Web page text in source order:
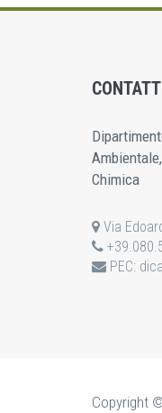
Chimica
Via
PEC:
Copyright